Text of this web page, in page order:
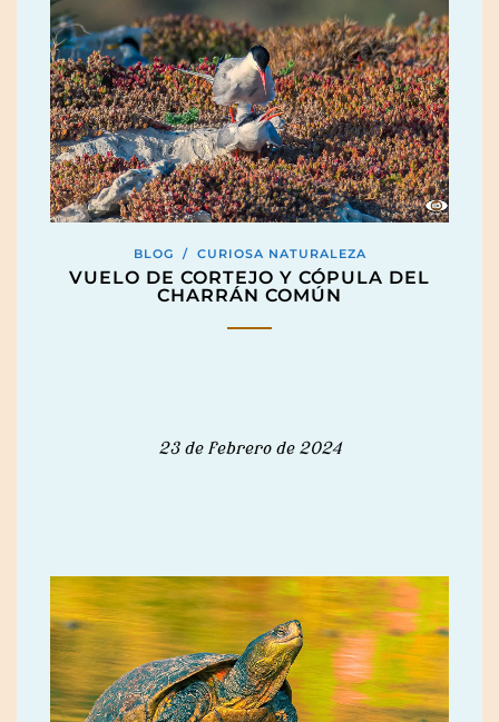
BLOG / CURIOSA NATURALEZA
VUELO DE CORTEJO Y CÓPULA DEL
CHARRÁN COMÚN
23 de febrero de 2024